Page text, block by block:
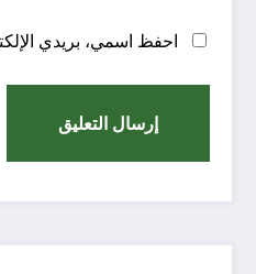
احفظ اسمي، بريدي